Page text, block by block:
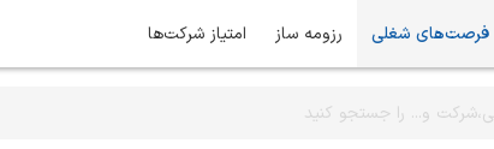
فرصت‌های شغلی رزومه ساز امتیاز شرکت‌ها
شغلی را برای این جستجو فعال کنید